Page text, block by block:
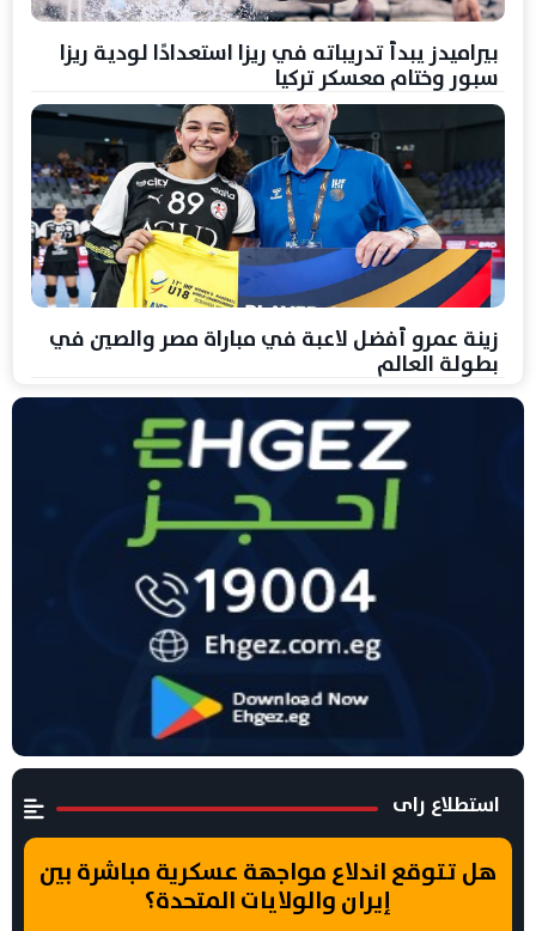
بيراميدز يبدأ تدريباته في ريزا استعدادًا لودية ريزا
سبور وختام معسكر تركيا
زينة عمرو أفضل لاعبة في مباراة مصر والصين في
بطولة العالم
استطلاع راى
هل تتوقع اندلاع مواجهة عسكرية مباشرة بين
إيران والولايات المتحدة؟